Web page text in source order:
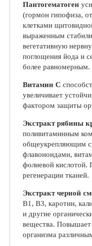
Пантогематоген
(гормон гипофиза,
клетками
выраженным
вегетативную
поглощения йода и
более равномерным.
Витамин С
увеличивает
фактором защиты
Экстракт рябины
поливитаминным
общеукрепляющим
флавоноидами,
фолиевой кислотой.
регенерации тканей.
Экстракт черной
В1, В3, каротин,
и другие
вещества.
организма